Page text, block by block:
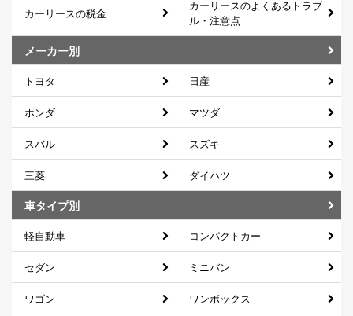
カーリースの税金
カーリースのよくあるトラブ
ル・注意点
メーカー別
トヨタ 日産
ホンダ マツダ
スバル スズキ
三菱 ダイハツ
車タイプ別
軽自動車 コンパクトカー
セダン ミニバン
ワゴン ワンボックス